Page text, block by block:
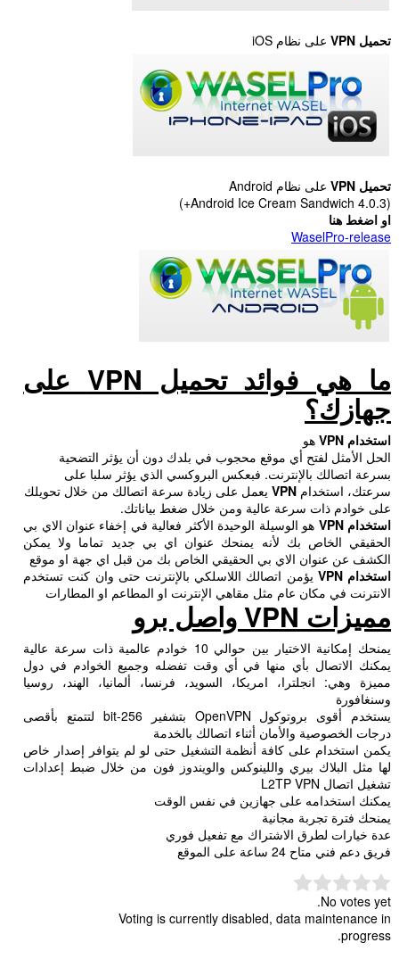
تحميل VPN على نظام iOS
تحميل VPN على نظام Android
(Android Ice Cream Sandwich 4.0.3+)
او اضغط هنا
WaselPro-release
ما هي فوائد تحميل VPN على
جهازك؟
استخدام VPN هو
الحل الأمثل لفتح أي موقع محجوب في بلدك دون أن يؤثر التضحية
بسرعة اتصالك بالإنترنت. فبعكس البروكسي الذي يؤثر سلبا على
سرعتك، استخدام VPNيعمل على زيادة سرعة اتصالك من خلال تحويلك
على خوادم ذات سرعة عالية ومن خلال ضغط بياناتك.
استخدامVPN هو الوسيلة الوحيدة الأكثر فعالية في إخفاء عنوان الاي بي
الحقيقي الخاص بك لأنه يمنحك عنوان اي بي جديد تماما ولا يمكن
الكشف عن عنوان الاي بي الحقيقي الخاص بك من قبل اي جهة او موقع
استخدامVPN يؤمن اتصالك اللاسلكي بالإنترنت حتى وان كنت تستخدم
الانترنت في مكان عام مثل مقاهي الإنترنت او المطاعم او المطارات
مميزات VPNواصل برو
يمنحك إمكانية الاختيار بين حوالي 10 خوادم عالمية ذات سرعة عالية
يمكنك الاتصال بأي منها في أي وقت تفضله وجميع الخوادم في دول
مميزة وهي: انجلترا، امريكا، السويد، فرنسا، ألمانيا، الهند، روسيا
وسنغافورة
يستخدم أقوى بروتوكول OpenVPN بتشفير 256-bit لتتمتع بأقصى
درجات الخصوصية والأمان أثناء اتصالك بالخدمة
يكمن استخدام على كافة أنظمة التشغيل حتى لو لم يتوافر إصدار خاص
لها مثل البلاك بيري واللينوكس والويندوز فون من خلال ضبط إعدادات
تشغيل اتصال L2TP VPN
يمكنك استخدامه على جهازين في نفس الوقت
يمنحك فترة تجربة مجانية
عدة خيارات لطرق الاشتراك مع تفعيل فوري
فريق دعم فني متاح 24 ساعة على الموقع
No votes yet.
Voting is currently disabled, data maintenance in
progress.